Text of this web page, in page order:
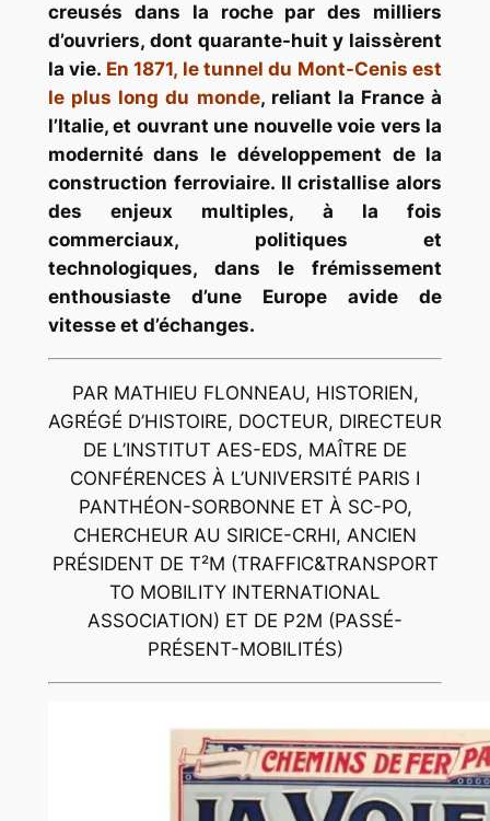
creusés dans la roche par des milliers
d’ouvriers, dont quarante-huit y laissèrent
la vie. En 1871, le tunnel du Mont-Cenis est
le plus long du monde, reliant la France à
l’Italie, et ouvrant une nouvelle voie vers la
modernité dans le développement de la
construction ferroviaire. Il cristallise alors
des enjeux multiples, à la fois
commerciaux, politiques et
technologiques, dans le frémissement
enthousiaste d’une Europe avide de
vitesse et d’échanges.
PAR MATHIEU FLONNEAU, HISTORIEN,
AGRÉGÉ D’HISTOIRE, DOCTEUR, DIRECTEUR
DE L’INSTITUT AES-EDS, MAÎTRE DE
CONFÉRENCES À L’UNIVERSITÉ PARIS I
PANTHÉON-SORBONNE ET À SC-PO,
CHERCHEUR AU SIRICE-CRHI, ANCIEN
PRÉSIDENT DE T²M (TRAFFIC&TRANSPORT
TO MOBILITY INTERNATIONAL
ASSOCIATION) ET DE P2M (PASSÉ-
PRÉSENT-MOBILITÉS)